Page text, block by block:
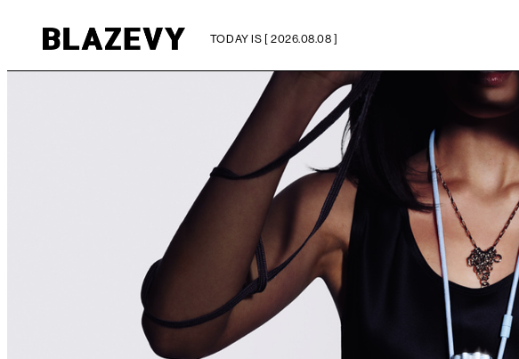
TODAY IS [ 2026.08.08 ]